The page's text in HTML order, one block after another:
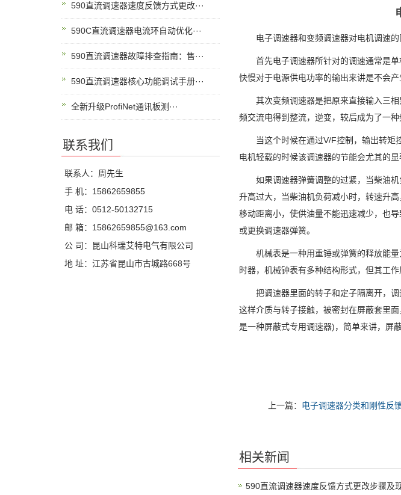
电子调速器和变频调速器对电机调速的
首先电子调速器所针对的调速通常是单
快慢对于电源供电功率的输出来讲是不会
其次变频调速器是把原来直接输入三相
频交流电得到整流，逆变，较后成为了一
当这个时候在通过V/F控制，输出转矩控
电机轻载的时候该调速器的节能会尤其的显
如果调速器弹簧调整的过紧，当柴油机
升高过大，当柴油机负荷减小时，转速升
移动距离小，使供油量不能迅速减少，也
或更换调速器弹簧。
机械表是一种用重锤或弹簧的释放能量
时器，机械钟表有多种结构形式，但其工
把调速器里面的转子和定子隔离开，调
这样介质与转子接触，被密封在屏蔽套里
是一种屏蔽式专用调速器)，简单来讲，屏
上一篇： 电子调速器分类和刚性反
相关新闻
590直流调速器速度反馈方式更改步骤及
590直流调速器速度反馈方式更改···
590C直流调速器电流环自动优化···
590直流调速器故障排查指南：售···
590直流调速器核心功能调试手册···
全新升级ProfiNet通讯板测···
联系我们
联系人：周先生
手 机：15862659855
电 话：0512-50132715
邮 箱：15862659855@163.com
公 司：昆山科瑞艾特电气有限公司
地 址：江苏省昆山市古城路668号